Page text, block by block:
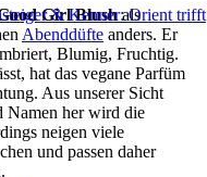
& Kenner: Orient trifft
Girl Blushals
Abenddüfte anders. Er
Blumig, Fruchtig.
hat das vegane Parfüm
Aus unserer Sicht
Namen her wird die
neigen viele
und passen daher